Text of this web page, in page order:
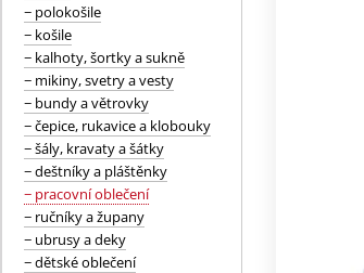
− polokošile
− košile
− kalhoty, šortky a sukně
− mikiny, svetry a vesty
− bundy a větrovky
− čepice, rukavice a klobouky
− šály, kravaty a šátky
− deštníky a pláštěnky
− pracovní oblečení
− ručníky a župany
− ubrusy a deky
− dětské oblečení